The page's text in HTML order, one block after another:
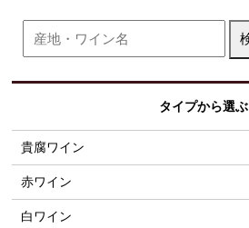
タイプから選ぶ
貴腐ワイン
赤ワイン
白ワイン